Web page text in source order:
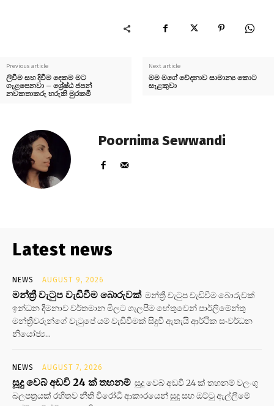
Previous article
ලිවීම සහ දිවීම දෙකම මට
ගැළපෙනවා – ශ්‍රේෂ්ඨ ජපන්
නවකතාකරු හරුකි මුරකමි
Next article
මම මගේ වේදනාව සාමාන්‍ය කොට
සැළකුවා
Poornima Sewwandi
Latest news
NEWS AUGUST 9, 2026
මන්ත්‍රී වැටුප වැඩිවීම බොරුවක් මන්ත්‍රී වැටුප වැඩිවීම බොරුවක්
ඉන්ධන දීමනාව වර්තමාන මිලට ගැලපීම හේතුවෙන් පාර්ලිමේන්තු
මන්ත්‍රීවරුන්ගේ වැටුපේ යම් වැඩිවීමක් සිදුවී ඇතැයි ආර්ථික සංවර්ධන
නියෝජ්‍ය...
NEWS AUGUST 7, 2026
සූදු වෙබ් අඩවි 24 ක් තහනම් සූදු වෙබ් අඩවි 24 ක් තහනම් වලංගු
බලපත්‍රයක් රහිතව නීති විරෝධි ආකාරයෙන් සූදු සහ ඔට්ටු ඇල්ලීමේ